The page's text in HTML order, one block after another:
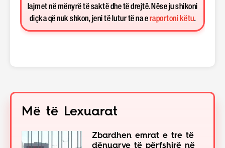
lajmet në mënyrë të saktë dhe të drejtë. Nëse ju shikoni
diçka që nuk shkon, jeni të lutur të na e raportoni këtu.
Më të Lexuarat
Zbardhen emrat e tre të
dënuarve të përfshirë në